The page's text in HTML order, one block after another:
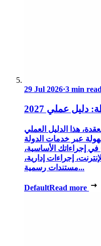
29 Jul 2026·3 min read
عملي 2027
هذا الدليل العملي
عبر خدمات الدولة
إجراءاتك الأساسية،
إجراءات إدارية،
مستندات رسمية...
DefaultRead more